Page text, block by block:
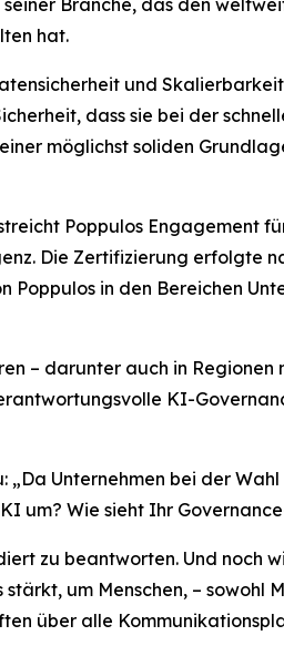
hat.
und
dass sie bei der
möglichst soliden
Poppulos Engagement
Die Zertifizierung erfolgte
in den Bereichen
– darunter auch in
KI-
Unternehmen bei der
um? Wie sieht Ihr
zu beantworten. Und noch
um Menschen, –
über alle